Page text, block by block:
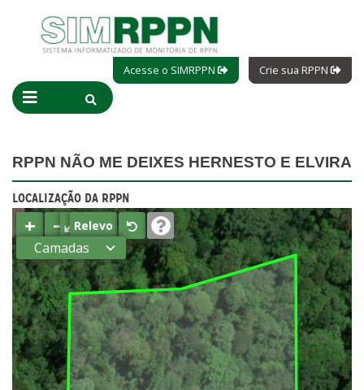
Acesse o SIMRPPN Crie sua RPPN
RPPN NÃO ME DEIXES HERNESTO E ELVIRA
LOCALIZAÇÃO DA RPPN
+ −⤢Relevo
Camadas
Estados
Municípios
Terras
indígenas
(FUNAI)
UC Federal